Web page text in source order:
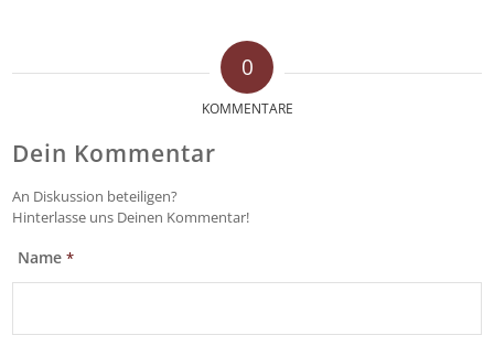
0
KOMMENTARE
Dein Kommentar
An Diskussion beteiligen?
Hinterlasse uns Deinen Kommentar!
Name*